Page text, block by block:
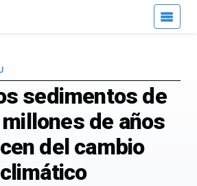
sedimentos de
de años
del cambio
climático